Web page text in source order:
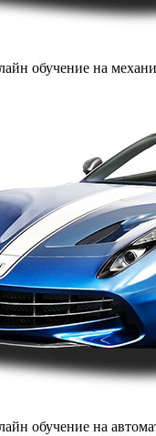
обучение на
обучение на